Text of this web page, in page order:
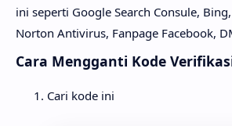
ini seperti Google Search Consule,
Norton Antivirus, Fanpage Facebook,
Cara Mengganti Kode
Cari kode ini